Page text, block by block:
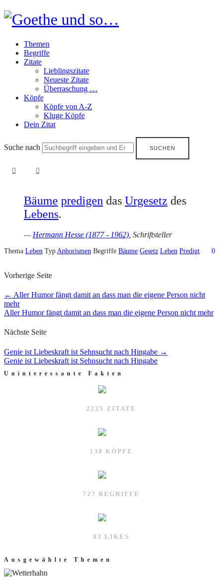
Goethe
und
so…
Themen
Begriffe
Zitate
Lieblingszitate
Neueste Zitate
Überraschung …
Köpfe
Köpfe von A-Z
Kluge Köpfe
Dein Zitat
Suche nach
Bäume predigen das Urgesetz des
Lebens.
—Hermann Hesse (1877 - 1962), Schriftsteller
Thema Leben Typ Aphorismen Begriffe Bäume Gesetz Leben Predigt 0
Vorherige Seite
← Aller Humor fängt damit an dass man die eigene Person nicht
mehr
Aller Humor fängt damit an dass man die eigene Person nicht mehr
Nächste Seite
Genie ist Liebeskraft ist Sehnsucht nach Hingabe →
Genie ist Liebeskraft ist Sehnsucht nach Hingabe
Uninteressante Fakten
2225 ZITATE
138 KÖPFE
727 BEGRIFFE
83 LIKES
Ausgewählte Themen
Jahr